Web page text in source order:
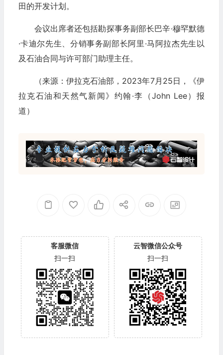
田的开发计划。
会议出席者还包括勘探事务副部长巴辛·穆罕默德
·卡迪尔先生、分销事务副部长阿里·马阿拉杰先生以
及石油合同与许可部门助理主任。
（来源：伊拉克石油部，2023年7月25日，《伊
拉克石油和天然气新闻》约翰·李（John Lee）报
道）
客服微信
扫一扫
云智微信公众号
扫一扫